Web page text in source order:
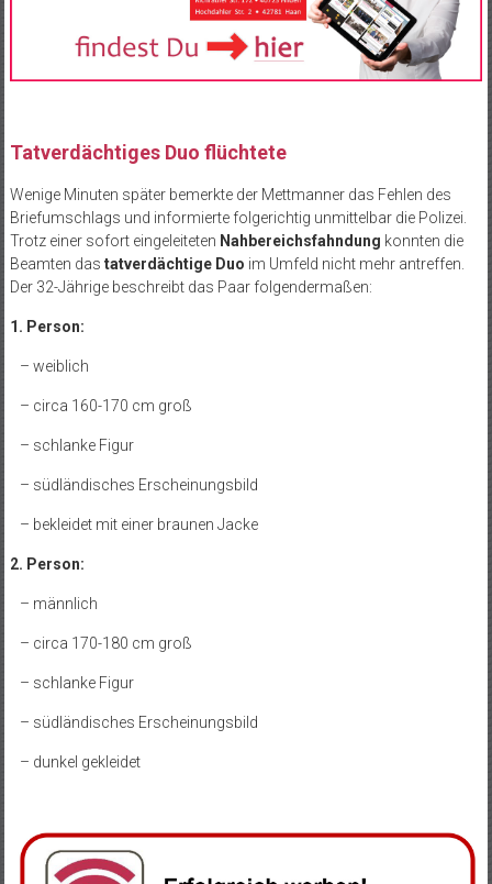
Tatverdächtiges Duo flüchtete
Wenige Minuten später bemerkte der Mettmanner das Fehlen des
Briefumschlags und informierte folgerichtig unmittelbar die Polizei.
Trotz einer sofort eingeleiteten Nahbereichsfahndung konnten die
Beamten das tatverdächtige Duo im Umfeld nicht mehr antreffen.
Der 32-Jährige beschreibt das Paar folgendermaßen:
1. Person:
– weiblich
– circa 160-170 cm groß
– schlanke Figur
– südländisches Erscheinungsbild
– bekleidet mit einer braunen Jacke
2. Person:
– männlich
– circa 170-180 cm groß
– schlanke Figur
– südländisches Erscheinungsbild
– dunkel gekleidet